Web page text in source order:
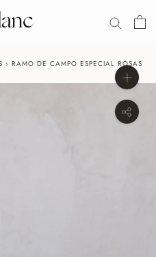
› RAMO DE CAMPO ESPECIAL ROSAS